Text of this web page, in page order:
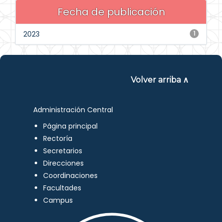
Fecha de publicación
1
2023
Volver arriba ∧
Administración Central
Página principal
Rectoría
Secretarios
Direcciones
Coordinaciones
Facultades
Campus